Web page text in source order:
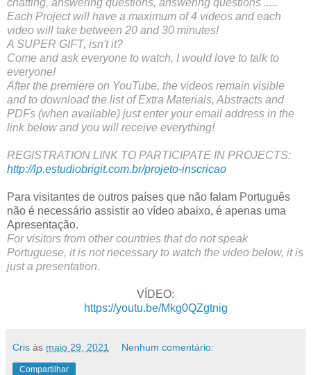
Each Project will have a maximum of 4 videos and each
video will take between 20 and 30 minutes!
A SUPER GIFT, isn't it?
Come and ask everyone to watch, I would love to talk to
everyone!
After the premiere on YouTube, the videos remain visible
and to download the list of Extra Materials, Abstracts and
PDFs (when available) just enter your email address in the
link below and you will receive everything!
REGISTRATION LINK TO PARTICIPATE IN PROJECTS:
http://lp.estudiobrigit.com.br/projeto-inscricao
Para visitantes de outros países que não falam Português
não é necessário assistir ao vídeo abaixo, é apenas uma
Apresentação.
For visitors from other countries that do not speak
Portuguese, it is not necessary to watch the video below, it is
just a presentation.
VÍDEO:
https://youtu.be/Mkg0QZgtnig
Cris às maio 29, 2021 Nenhum comentário:
Compartilhar